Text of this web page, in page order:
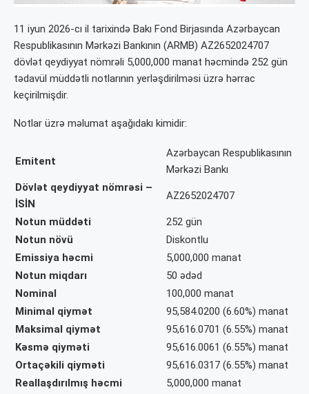
11 iyun 2026-cı il tarixində Bakı Fond Birjasında Azərbaycan
Respublikasının Mərkəzi Bankının (ARMB) AZ2652024707
dövlət qeydiyyat nömrəli 5,000,000 manat həcmində 252 gün
tədavül müddətli notlarının yerləşdirilməsi üzrə hərrac
keçirilmişdir.
Notlar üzrə məlumat aşağıdakı kimidir:
Emitent
Azərbaycan Respublikasının
Mərkəzi Bankı
Dövlət qeydiyyat nömrəsi –
İSİN
AZ2652024707
Notun müddəti
252 gün
Notun növü
Diskontlu
Emissiya həcmi
5,000,000 manat
Notun miqdarı
50 ədəd
Nominal
100,000 manat
Minimal qiymət
95,584.0200 (6.60%) manat
Maksimal qiymət
95,616.0701 (6.55%) manat
Kəsmə qiyməti
95,616.0061 (6.55%) manat
Ortaçəkili qiyməti
95,616.0317 (6.55%) manat
Reallaşdırılmış həcmi
5,000,000 manat